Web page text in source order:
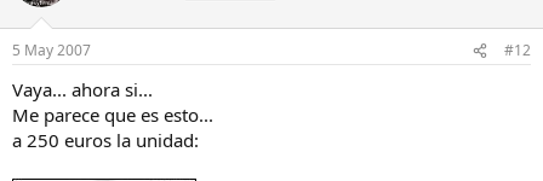
5 May 2007 #12
Vaya... ahora si...
Me parece que es esto...
a 250 euros la unidad: